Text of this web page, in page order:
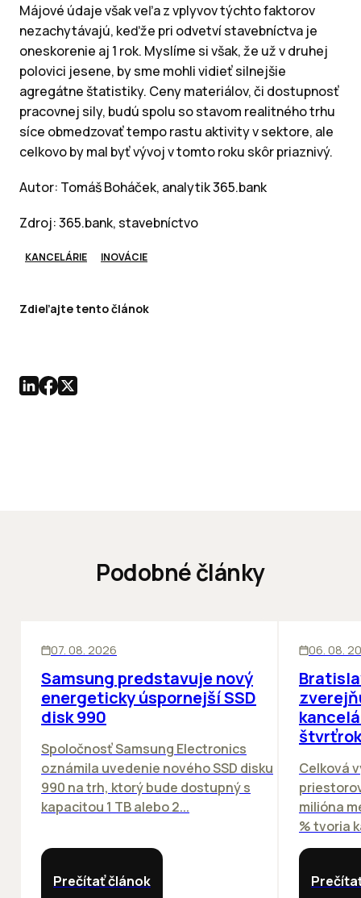
Májové údaje však veľa z vplyvov týchto faktorov
nezachytávajú, keďže pri odvetví stavebníctva je
oneskorenie aj 1 rok. Myslíme si však, že už v druhej
polovici jesene, by sme mohli vidieť silnejšie
agregátne štatistiky. Ceny materiálov, či dostupnosť
pracovnej sily, budú spolu so stavom realitného trhu
síce obmedzovať tempo rastu aktivity v sektore, ale
celkovo by mal byť vývoj v tomto roku skôr priaznivý.
Autor: Tomáš Boháček, analytik 365.bank
Zdroj: 365.bank, stavebníctvo
KANCELÁRIE INOVÁCIE
Zdieľajte tento článok
Podobné články
07. 08. 2026
Samsung predstavuje nový
energeticky úspornejší SSD
disk 990
Spoločnosť Samsung Electronics
oznámila uvedenie nového SSD disku
990 na trh, ktorý bude dostupný s
kapacitou 1 TB alebo 2...
Prečítať článok
06. 08.
Celková
milióna
% tvoria